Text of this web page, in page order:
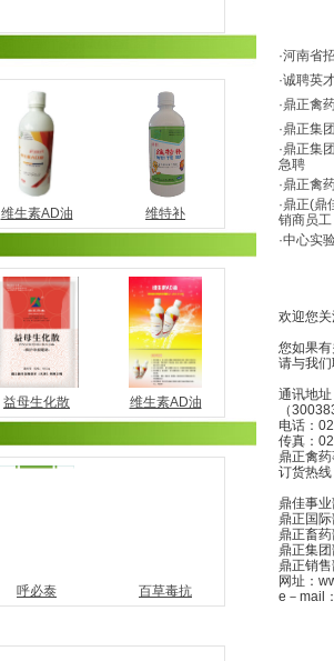
维生素AD油 维特补
益母生化散 维生素AD油
呼必泰 百草毒抗
·河南省
·诚聘英
·鼎正禽
·鼎正集
·鼎正集
急聘
·鼎正禽
·鼎正(鼎
销商员工
·中心实
欢迎您关
您如果
请与我们
通讯地
（
电话：
传真：
鼎正禽
订货热
鼎佳事
鼎正国
鼎正畜
鼎正集
鼎正销
网址：
e－mail